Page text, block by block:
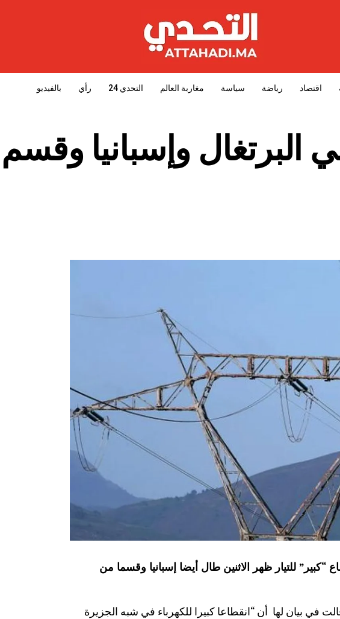
اقتصاد رياضة سياسة مغاربة العالم التحدي 24 رأي بالفيديو
البرتغال وإسبانيا وقسم
“كبير” للتيار ظهر الاثنين طال أيضا إسبانيا وقسما من
بيان لها أن “انقطاعا كبيرا للكهرباء في شبه الجزيرة